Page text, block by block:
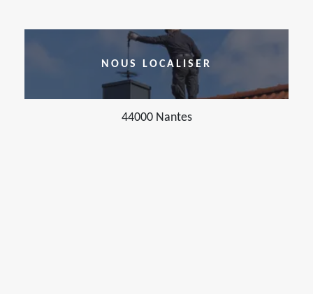
NOUS LOCALISER
44000 Nantes